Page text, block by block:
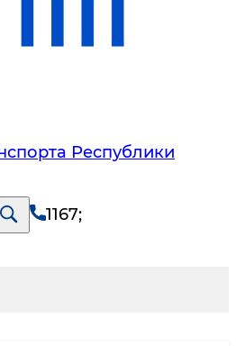
Республики
1167;